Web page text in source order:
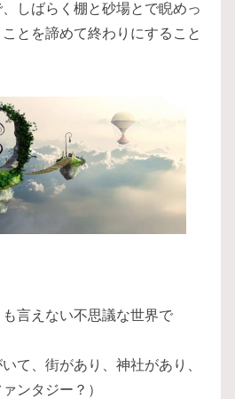
しばらく棚と砂場とで睨めっ
とを諦めて終わりにすること
言えない不思議な世界で
て、街があり、神社があり、
ンタジー？）